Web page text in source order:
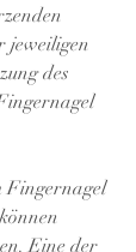
jeweiligen
des
Fingernagel
Eine der